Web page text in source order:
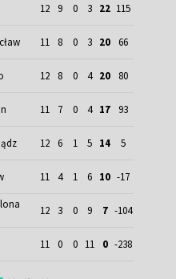
12 9 0 3 22 115
11 8 0 3 20 66
12 8 0 4 20 80
11 7 0 4 17 93
12 6 1 5 14 5
11 4 1 6 10 -17
12 3 0 9 7 -104
11 0 0 11 0 -238